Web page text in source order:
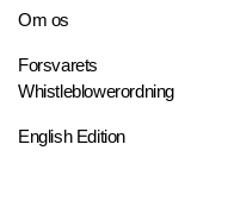
Om os
Forsvarets
Whistleblowerordning
English Edition